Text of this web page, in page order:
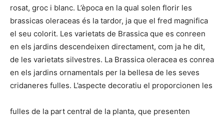
rosat, groc i blanc. L’època en la qual solen florir les
brassicas oleraceas és la tardor, ja que el fred magnifica
el seu colorit. Les varietats de Brassica que es conreen
en els jardins descendeixen directament, com ja he dit,
de les varietats silvestres. La Brassica oleracea es conrea
en els jardins ornamentals per la bellesa de les seves
cridaneres fulles. L’aspecte decoratiu el proporcionen les
fulles de la part central de la planta, que presenten